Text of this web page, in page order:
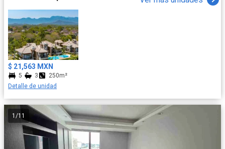
$ 21,563 MXN
5 3
250m²
Detalle de unidad
1 /11